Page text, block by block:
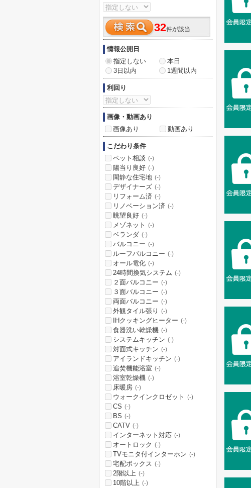
32件が該当
情報公開日
指定しない
本日
3日以内
1週間以内
利回り
画像・動画あり
画像あり
動画あり
こだわり条件
ペット相談 (-)
陽当り良好 (-)
閑静な住宅地 (-)
デザイナーズ (-)
リフォーム済 (-)
リノベーション済 (-)
眺望良好 (-)
メゾネット (-)
ベランダ (-)
バルコニー (-)
ルーフバルコニー (-)
オール電化 (-)
24時間換気システム (-)
２面バルコニー (-)
３面バルコニー (-)
両面バルコニー (-)
外観タイル張り (-)
IHクッキングヒーター (-)
食器洗い乾燥機 (-)
システムキッチン (-)
対面式キッチン (-)
アイランドキッチン (-)
追焚機能浴室 (-)
浴室乾燥機 (-)
床暖房 (-)
ウォークインクロゼット (-)
CS (-)
BS (-)
CATV (-)
インターネット対応 (-)
オートロック (-)
TVモニタ付インターホン (-)
宅配ボックス (-)
2階以上 (-)
10階以上 (-)